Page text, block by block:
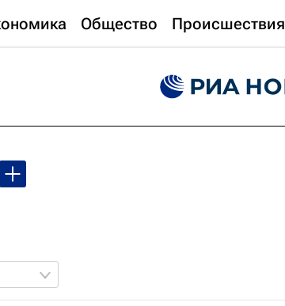
Общество Происшествия